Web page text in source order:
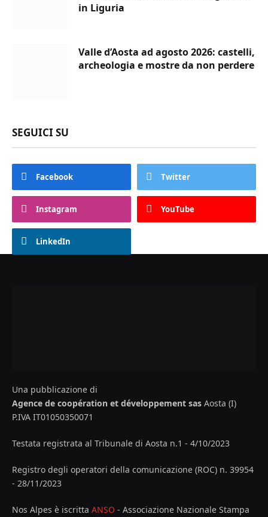
in Liguria
Valle d’Aosta ad agosto 2026: castelli,
archeologia e mostre da non perdere
SEGUICI SU
Facebook Twitter
Instagram YouTube
LinkedIn
Una pubblicazione di
Agence de coopération et développement sas Aosta (I)
P.IVA IT01050350071
Testata registrata al Tribunale di Aosta n.1 - 4/10/2023
Registro degli operatori della comunicazione (ROC) n. 39954
- 28/11/2023
Nos Alpes è iscritta ANSO - Associazione Nazionale Stampa